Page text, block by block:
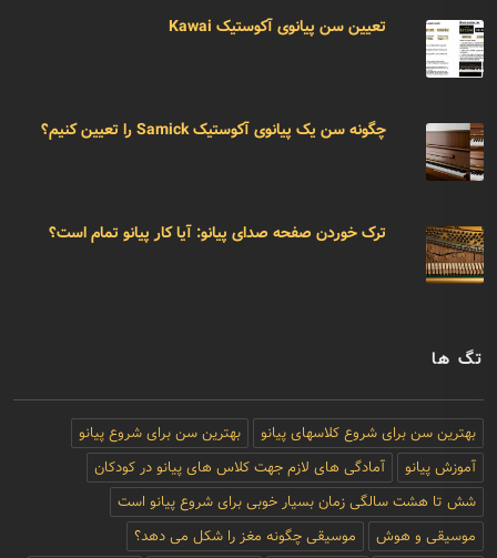
تعیین سن پیانوی آکوستیک Kawai
چگونه سن یک پیانوی آکوستیک Samick را تعیین کنیم؟
ترک خوردن صفحه صدای پیانو: آیا کار پیانو تمام است؟
تگ ها
بهترین سن برای شروع کلاسهای پیانو
بهترین سن برای شروع پیانو
آموزش پیانو
آمادگی های لازم جهت کلاس های پیانو در کودکان
شش تا هشت سالگی زمان بسیار خوبی برای شروع پیانو است
موسیقی و هوش
موسیقی چگونه مغز را شکل می دهد؟